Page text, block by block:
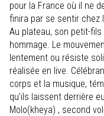
pour la France où il ne
finira par se sentir chez
Au plateau, son petit-
hommage. Le
lentement ou résiste
réalisée en live.
corps et la musique,
qu’ils laissent derrière
Molo(kheya) , second